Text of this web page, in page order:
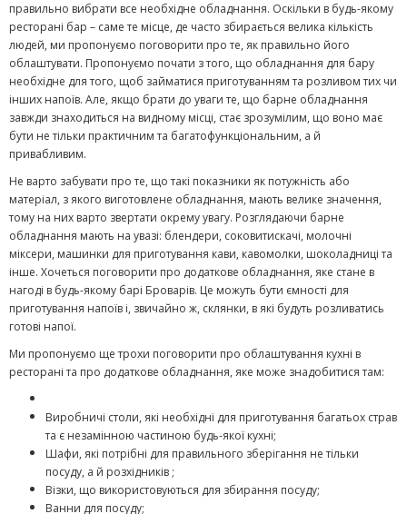
правильно вибрати все необхідне обладнання. Оскільки в будь-якому
ресторані бар – саме те місце, де часто збирається велика кількість
людей, ми пропонуємо поговорити про те, як правильно його
облаштувати. Пропонуємо почати з того, що обладнання для бару
необхідне для того, щоб займатися приготуванням та розливом тих чи
інших напоїв. Але, якщо брати до уваги те, що барне обладнання
завжди знаходиться на видному місці, стає зрозумілим, що воно має
бути не тільки практичним та багатофункціональним, а й
привабливим.
Не варто забувати про те, що такі показники як потужність або
матеріал, з якого виготовлене обладнання, мають велике значення,
тому на них варто звертати окрему увагу. Розглядаючи барне
обладнання мають на увазі: блендери, соковитискачі, молочні
міксери, машинки для приготування кави, кавомолки, шоколадниці та
інше. Хочеться поговорити про додаткове обладнання, яке стане в
нагоді в будь-якому барі Броварів. Це можуть бути ємності для
приготування напоїв і, звичайно ж, склянки, в які будуть розливатись
готові напої.
Ми пропонуємо ще трохи поговорити про облаштування кухні в
ресторані та про додаткове обладнання, яке може знадобитися там:
Виробничі столи, які необхідні для приготування багатьох страв
та є незамінною частиною будь-якої кухні;
Шафи, які потрібні для правильного зберігання не тільки
посуду, а й розхідників ;
Візки, що використовуються для збирання посуду;
Ванни для посуду;